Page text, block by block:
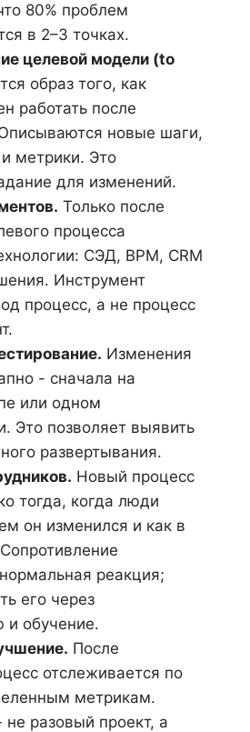
80% проблем
в 2–3 точках.
целевой модели (to
образ того, как
работать после
новые шаги,
метрики. Это
для изменений.
Только после
процесса
СЭД, BPM, CRM
Инструмент
процесс, а не процесс
Изменения
- сначала на
или одном
Это позволяет выявить
развертывания.
Новый процесс
тогда, когда люди
он изменился и как в
реакция;
его через
и обучение.
После
отслеживается по
метрикам.
разовый проект, а